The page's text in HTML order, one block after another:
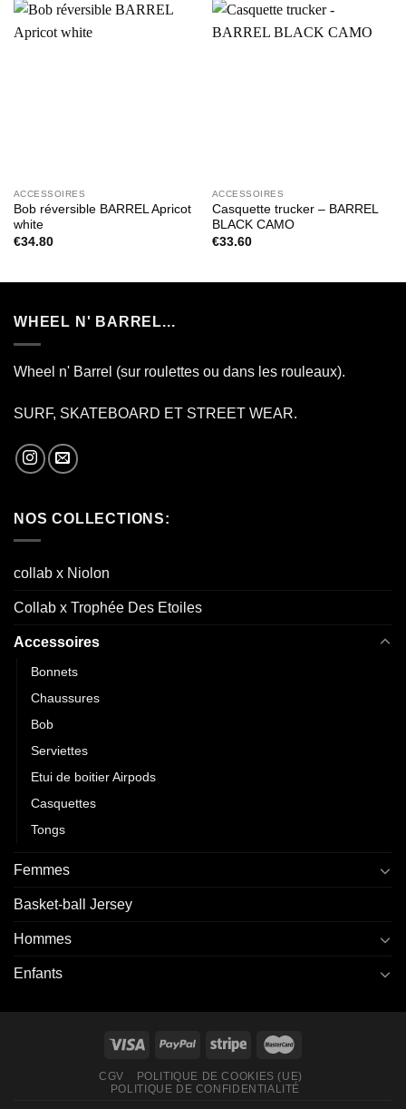
ACCESSOIRES
Bob réversible BARREL Apricot
white
€34.80
ACCESSOIRES
Casquette trucker – BARREL
BLACK CAMO
€33.60
WHEEL N' BARREL...
Wheel n' Barrel (sur roulettes ou dans les rouleaux).
SURF, SKATEBOARD ET STREET WEAR.
NOS COLLECTIONS:
collab x Niolon
Collab x Trophée Des Etoiles
Accessoires
Bonnets
Chaussures
Bob
Serviettes
Etui de boitier Airpods
Casquettes
Tongs
Femmes
Basket-ball Jersey
Hommes
Enfants
CGV
POLITIQUE DE COOKIES (UE)
POLITIQUE DE CONFIDENTIALITÉ